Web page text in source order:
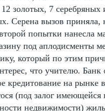
золотых, 7 серебряных
Серена вызов приняла,
попытки нанесла
под аплодисменты
который по этим
что учителю. Банк
кредитование на рынке
(под залог имеющейся
недвижимости)